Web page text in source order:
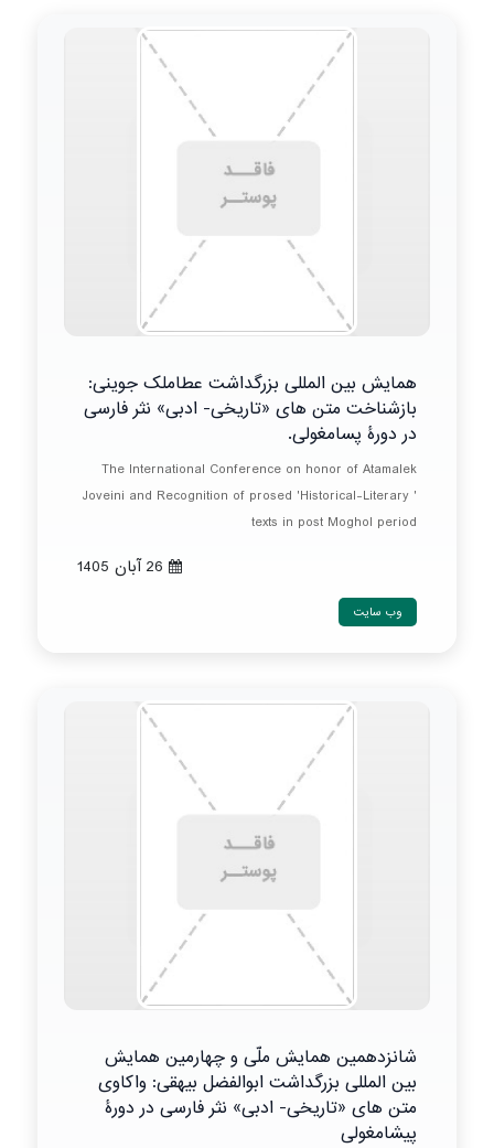
همایش بین المللی بزرگداشت عطاملک جوینی:
بازشناخت متن های «تاریخی- ادبی» نثر فارسی
در دورۀ پسامغولی.
The International Conference on honor of Atamalek
Joveini and Recognition of prosed 'Historical-Literary '
texts in post Moghol period
وب سایت
شانزدهمین همایش ملّی و چهارمین همایش
بین المللی بزرگداشت ابوالفضل بیهقی: واکاوی
متن های «تاریخی- ادبی» نثر فارسی در دورۀ
پیشامغولی